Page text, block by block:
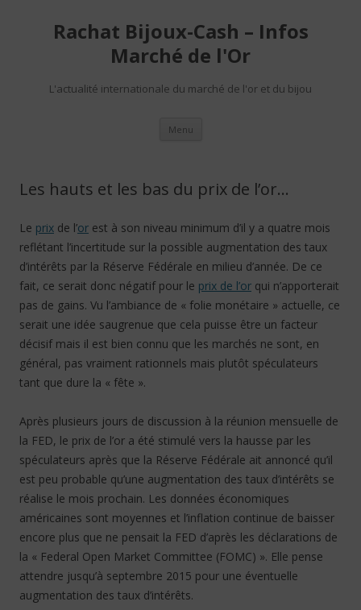
Rachat Bijoux-Cash – Infos
Marché de l'Or
L'actualité internationale du marché de l'or et du bijou
Menu
Les hauts et les bas du prix de l’or…
Le prix de l’or est à son niveau minimum d’il y a quatre mois
reflétant l’incertitude sur la possible augmentation des taux
d’intérêts par la Réserve Fédérale en milieu d’année. De ce
fait, ce serait donc négatif pour le prix de l’or qui n’apporterait
pas de gains. Vu l’ambiance de « folie monétaire » actuelle, ce
serait une idée saugrenue que cela puisse être un facteur
décisif mais il est bien connu que les marchés ne sont, en
général, pas vraiment rationnels mais plutôt spéculateurs
tant que dure la « fête ».
Après plusieurs jours de discussion à la réunion mensuelle de
la FED, le prix de l’or a été stimulé vers la hausse par les
spéculateurs après que la Réserve Fédérale ait annoncé qu’il
est peu probable qu’une augmentation des taux d’intérêts se
réalise le mois prochain. Les données économiques
américaines sont moyennes et l’inflation continue de baisser
encore plus que ne pensait la FED d’après les déclarations de
la « Federal Open Market Committee (FOMC) ». Elle pense
attendre jusqu’à septembre 2015 pour une éventuelle
augmentation des taux d’intérêts.